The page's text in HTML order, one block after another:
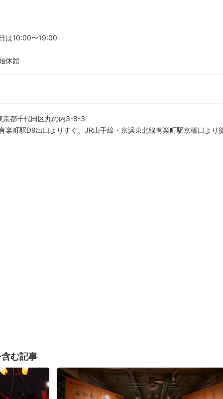
は10:00〜19:00
休館
都千代田区丸の内3-8-3
楽町駅D9出口よりすぐ、JR山手線・京浜東北線有楽町駅京橋口より
む記事